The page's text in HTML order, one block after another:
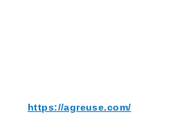
https://agreuse.com/